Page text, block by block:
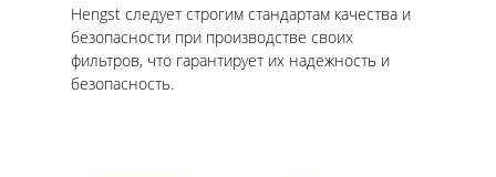
Hengst следует строгим стандартам качества и
безопасности при производстве своих
фильтров, что гарантирует их надежность и
безопасность.